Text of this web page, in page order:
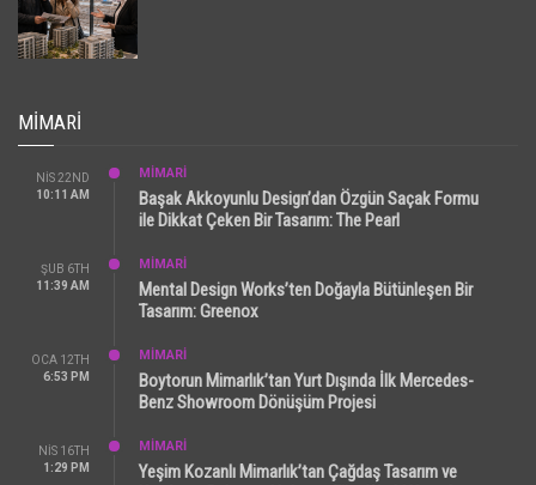
MIMARI
NIS 22ND
10:11 AM
MİMARİ
Başak Akkoyunlu Design’dan Özgün Saçak Formu
ile Dikkat Çeken Bir Tasarım: The Pearl
ŞUB 6TH
11:39 AM
MİMARİ
Mental Design Works’ten Doğayla Bütünleşen Bir
Tasarım: Greenox
OCA 12TH
6:53 PM
MİMARİ
Boytorun Mimarlık’tan Yurt Dışında İlk Mercedes-
Benz Showroom Dönüşüm Projesi
NIS 16TH
1:29 PM
MİMARİ
Yeşim Kozanlı Mimarlık’tan Çağdaş Tasarım ve